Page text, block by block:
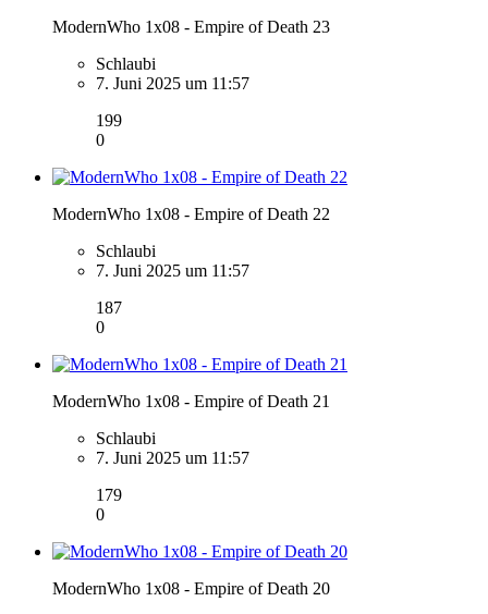
ModernWho 1x08 - Empire of Death 23
Schlaubi
7. Juni 2025 um 11:57
199
0
ModernWho 1x08 - Empire of Death 22
Schlaubi
7. Juni 2025 um 11:57
187
0
ModernWho 1x08 - Empire of Death 21
Schlaubi
7. Juni 2025 um 11:57
179
0
ModernWho 1x08 - Empire of Death 20